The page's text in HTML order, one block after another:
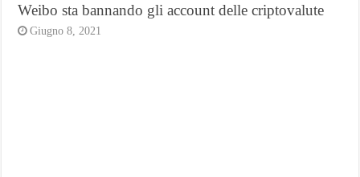
Weibo sta bannando gli account delle criptovalute
Giugno 8, 2021